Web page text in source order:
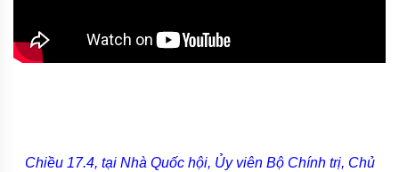
Chiều 17.4, tại Nhà Quốc hội, Ủy viên Bộ Chính trị, Chủ